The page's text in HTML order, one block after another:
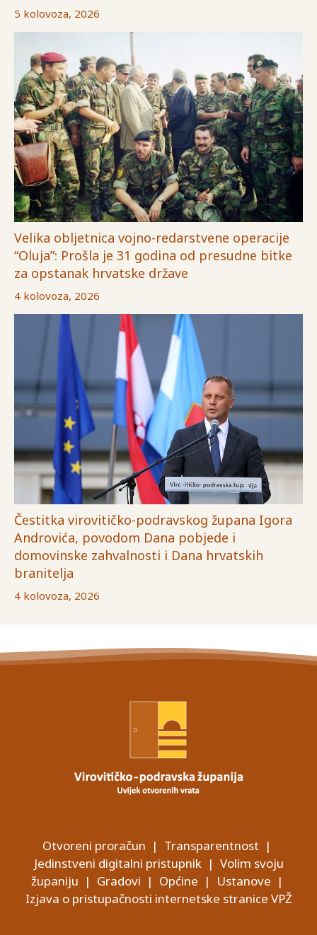
5 kolovoza, 2026
Velika obljetnica vojno-redarstvene operacije
“Oluja”: Prošla je 31 godina od presudne bitke
za opstanak hrvatske države
4 kolovoza, 2026
Čestitka virovitičko-podravskog župana Igora
Androvića, povodom Dana pobjede i
domovinske zahvalnosti i Dana hrvatskih
branitelja
4 kolovoza, 2026
Otvoreni proračun | Transparentnost |
Jedinstveni digitalni pristupnik| Volim svoju
županiju | Gradovi | Općine | Ustanove |
Izjava o pristupačnosti internetske stranice VPŽ